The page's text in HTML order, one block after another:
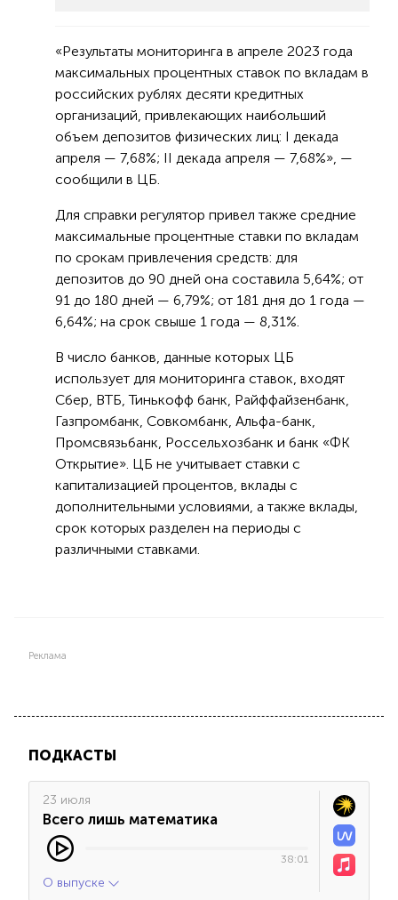
«Результаты мониторинга в апреле 2023 года
максимальных процентных ставок по вкладам в
российских рублях десяти кредитных
организаций, привлекающих наибольший
объем депозитов физических лиц: I декада
апреля — 7,68%; II декада апреля — 7,68%», —
сообщили в ЦБ.
Для справки регулятор привел также средние
максимальные процентные ставки по вкладам
по срокам привлечения средств: для
депозитов до 90 дней она составила 5,64%; от
91 до 180 дней — 6,79%; от 181 дня до 1 года —
6,64%; на срок свыше 1 года — 8,31%.
В число банков, данные которых ЦБ
использует для мониторинга ставок, входят
Сбер, ВТБ, Тинькофф банк, Райффайзенбанк,
Газпромбанк, Совкомбанк, Альфа-банк,
Промсвязьбанк, Россельхозбанк и банк «ФК
Открытие». ЦБ не учитывает ставки с
капитализацией процентов, вклады с
дополнительными условиями, а также вклады,
срок которых разделен на периоды с
различными ставками.
Реклама
ПОДКАСТЫ
23 июля
Всего лишь математика
38:01
О выпуске